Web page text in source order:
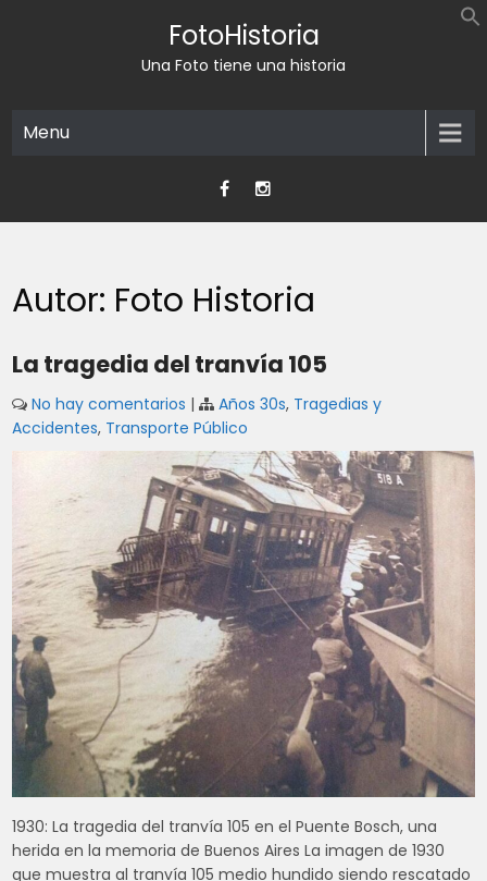
FotoHistoria
Una Foto tiene una historia
Menu
Autor: Foto Historia
La tragedia del tranvía 105
No hay comentarios | Años 30s, Tragedias y
Accidentes, Transporte Público
1930: La tragedia del tranvía 105 en el Puente Bosch, una
herida en la memoria de Buenos Aires La imagen de 1930
que muestra al tranvía 105 medio hundido siendo rescatado